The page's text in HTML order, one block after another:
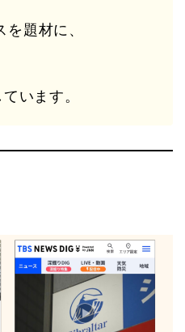
題材に、
います。